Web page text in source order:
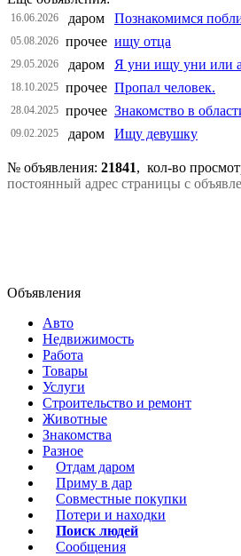
16.06.2026 даром Познакомимся
05.08.2026 прочее ищу отца
29.05.2026 даром Я уни ищу уни или
18.10.2025 прочее Пропал человек.
28.04.2025 прочее Знакомство в
09.02.2025 даром Ищу девушку
№ объявления: 21841, кол-во
постоянный адрес страницы с
Объявления
Авто
Недвижимость
Работа
Товары
Услуги
Строительство и ремонт
Животные
Знакомства
Разное
Отдам даром
Приму в дар
Совместные покупки
Потери и находки
Поиск людей
Сообщения